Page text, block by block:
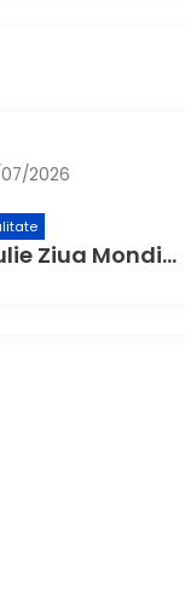
2026
28 iulie Ziua Mondială de Luptă Împotriva Hepatitei